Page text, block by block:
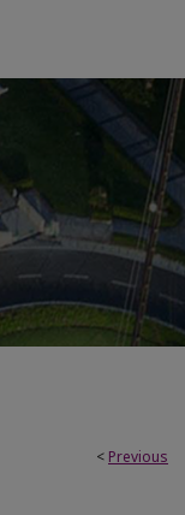
< Previous